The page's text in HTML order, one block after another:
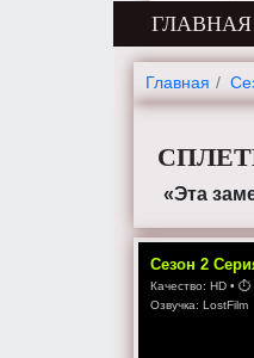
ГЛАВНАЯ
Главная
«Эта
Сезон2
Качество:HD • ⏱
Озвучка:LostFilm